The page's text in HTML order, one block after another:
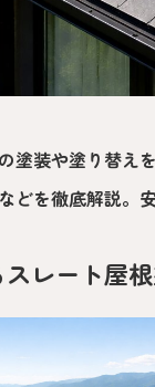
塗装や塗り替え
どを徹底解説。
レート屋